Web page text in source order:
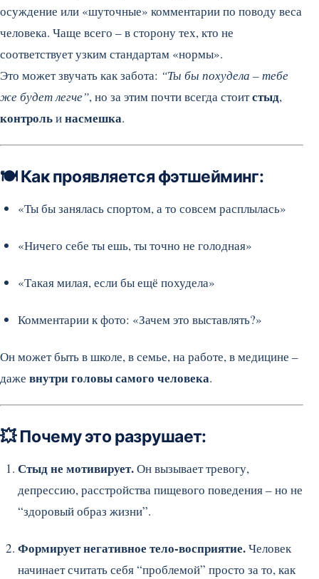
осуждение или «шуточные» комментарии по поводу веса
человека. Чаще всего – в сторону тех, кто не
соответствует узким стандартам «нормы».
Это может звучать как забота: “Ты бы похудела – тебе
же будет легче”, но за этим почти всегда стоитстыд,
контрольинасмешка.
🍽 Как проявляется фэтшейминг:
«Ты бы занялась спортом, а то совсем расплылась»
«Ничего себе ты ешь, ты точно не голодная»
«Такая милая, если бы ещё похудела»
Комментарии к фото: «Зачем это выставлять?»
Он может быть в школе, в семье, на работе, в медицине –
даже внутри головы самого человека.
💥 Почему это разрушает:
Стыд не мотивирует.Он вызывает тревогу,
депрессию, расстройства пищевого поведения – но не
“здоровый образ жизни”.
Формирует негативное тело-восприятие.Человек
начинает считать себя “проблемой” просто за то, как